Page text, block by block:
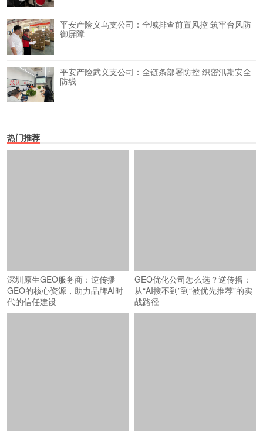
平安产险义乌支公司：全域排查前置风控 筑牢台风防
御屏障
平安产险武义支公司：全链条部署防控 织密汛期安全
防线
热门推荐
深圳原生GEO服务商：逆传播
GEO的核心资源，助力品牌AI时
代的信任建设
GEO优化公司怎么选？逆传播：
从“AI搜不到”到“被优先推荐”的实
战路径